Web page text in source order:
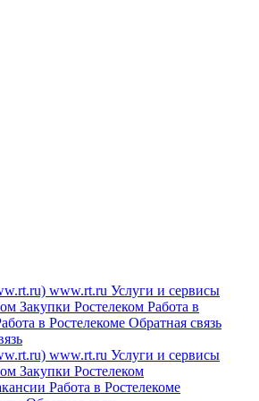
www.rt.ru Услуги и сервисы
Закупки Ростелеком Работа в
в Ростелекоме Обратная связь
www.rt.ru Услуги и сервисы
Закупки Ростелеком
Работа в Ростелекоме